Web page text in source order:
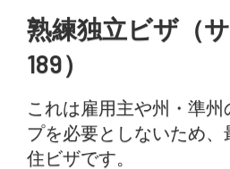
熟練独立ビザ（
189）
これは雇用主や州・準州
プを必要としないため
住ビザです。